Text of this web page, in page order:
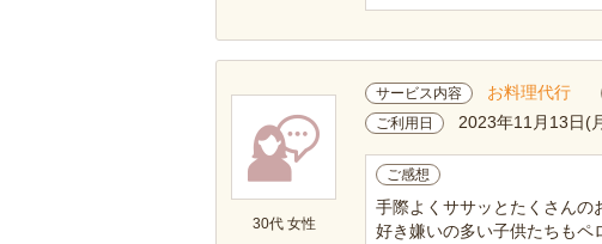
30代 女性
サービス内容 お料理代行
ご利用日 2023年11月13日(
ご感想
手際よくササッとたくさんの
好き嫌いの多い子供たちもペ